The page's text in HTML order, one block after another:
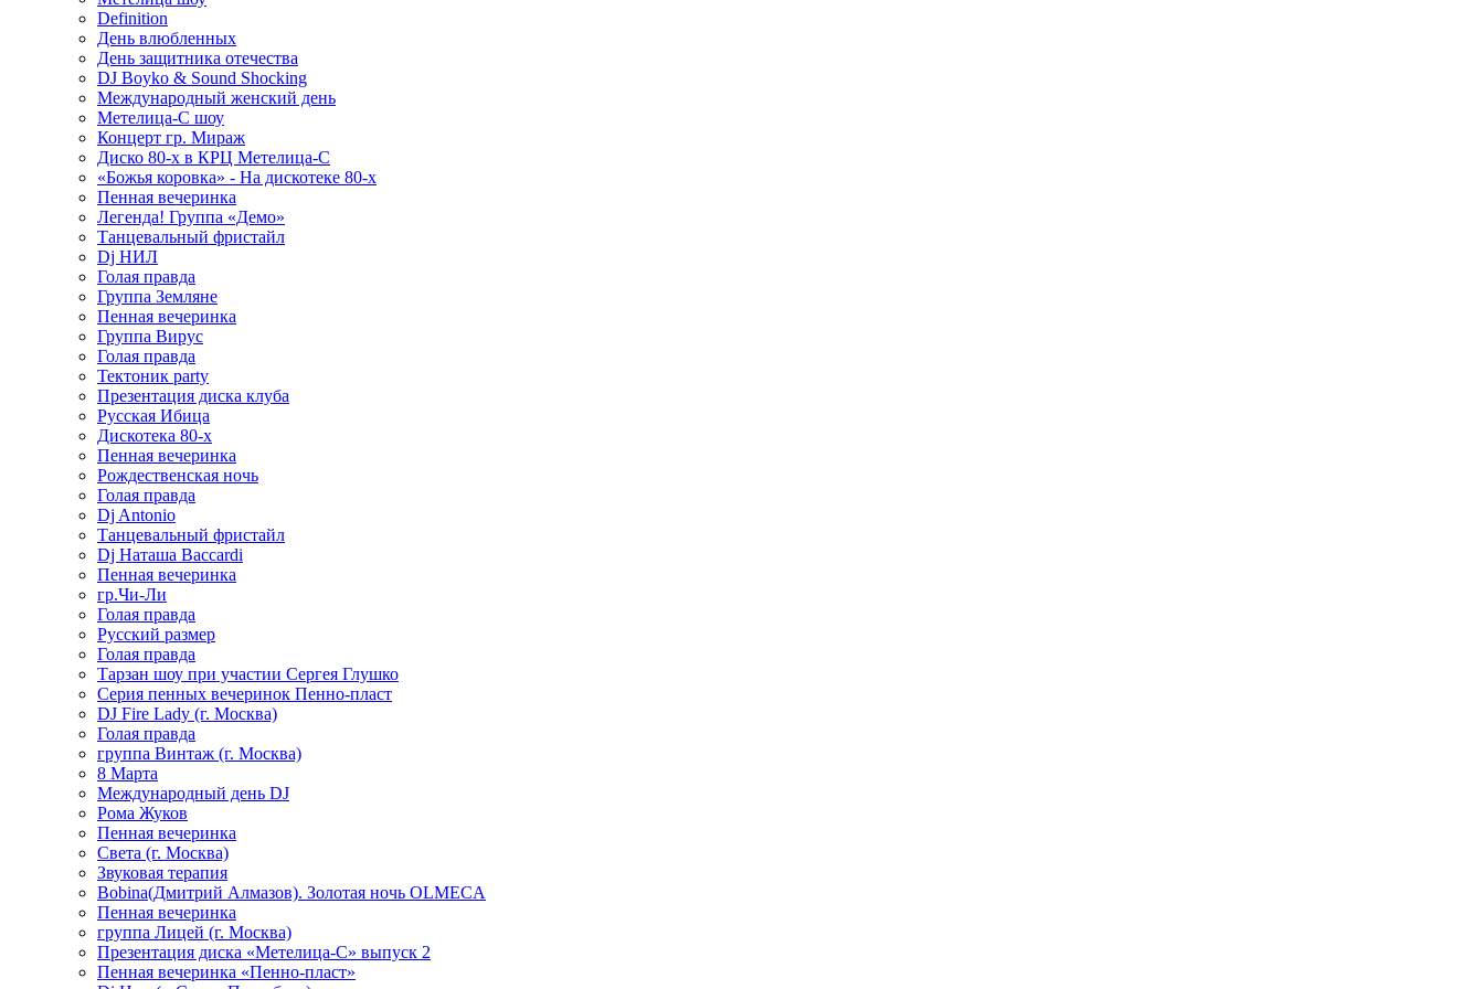
Definition
День влюбленных
День защитника отечества
DJ Boyko & Sound Shocking
Международный женский день
Метелица-С шоу
Концерт гр. Мираж
Диско 80-х в КРЦ Метелица-С
«Божья коровка» - На дискотеке 80-х
Пенная вечеринка
Легенда! Группа «Демо»
Танцевальный фристайл
Dj НИЛ
Голая правда
Группа Земляне
Пенная вечеринка
Группа Вирус
Голая правда
Тектоник party
Презентация диска клуба
Русская Ибица
Дискотека 80-х
Пенная вечеринка
Рождественская ночь
Голая правда
Dj Antonio
Танцевальный фристайл
Dj Наташа Baccardi
Пенная вечеринка
гр.Чи-Ли
Голая правда
Русский размер
Голая правда
Тарзан шоу при участии Сергея Глушко
Серия пенных вечеринок Пенно-пласт
DJ Fire Lady (г. Москва)
Голая правда
группа Винтаж (г. Москва)
8 Марта
Международный день DJ
Рома Жуков
Пенная вечеринка
Света (г. Москва)
Звуковая терапия
Bobina(Дмитрий Алмазов). Золотая ночь OLMECA
Пенная вечеринка
группа Лицей (г. Москва)
Презентация диска «Метелица-С» выпуск 2
Пенная вечеринка «Пенно-пласт»